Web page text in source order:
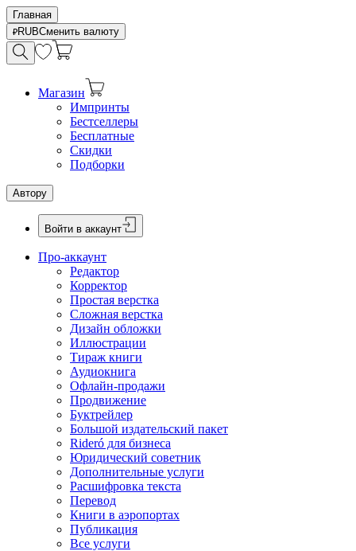
Главная
RUBСменить валюту
Магазин
Импринты
Бестселлеры
Бесплатные
Скидки
Подборки
Автору
Войти в аккаунт
Про-аккаунт
Редактор
Корректор
Простая верстка
Сложная верстка
Дизайн обложки
Иллюстрации
Тираж книги
Аудиокнига
Офлайн-продажи
Продвижение
Буктрейлер
Большой издательский пакет
Rideró для бизнеса
Юридический советник
Дополнительные услуги
Расшифровка текста
Перевод
Книги в аэропортах
Публикация
Все услуги